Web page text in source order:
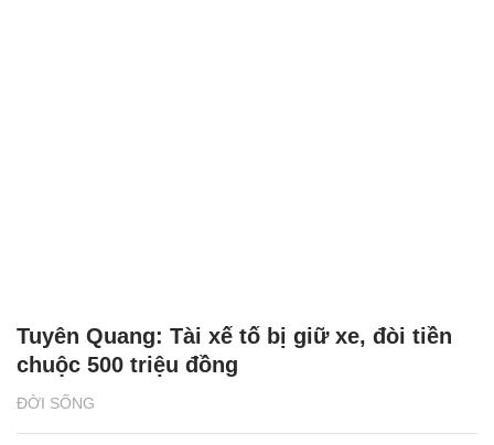
ĐỜI SỐNG
Tuyên Quang: Tài xế tố bị giữ xe, đòi tiền
chuộc 500 triệu đồng